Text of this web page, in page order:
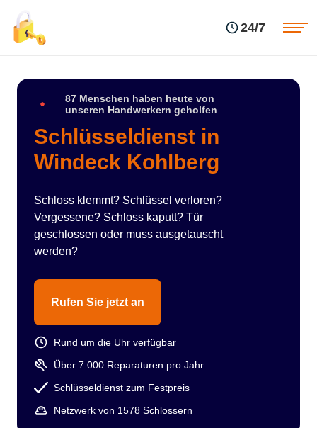
24/7
87 Menschen haben heute von
unseren Handwerkern geholfen
Schlüsseldienst in
Windeck Kohlberg
Schloss klemmt? Schlüssel verloren?
Vergessene? Schloss kaputt? Tür
geschlossen oder muss ausgetauscht
werden?
Rufen Sie jetzt an
Rund um die Uhr verfügbar
Über 7 000 Reparaturen pro Jahr
Schlüsseldienst zum Festpreis
Netzwerk von 1578 Schlossern